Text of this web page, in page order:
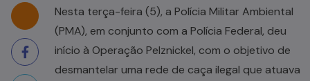
Nesta terça-feira (5), a Polícia Militar Ambiental
(PMA), em conjunto com a Polícia Federal, deu
início à Operação Pelznickel, com o objetivo de
desmantelar uma rede de caça ilegal que atuava